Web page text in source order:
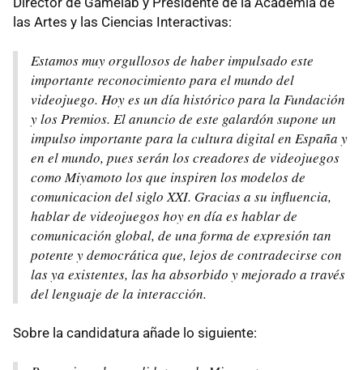
las Artes y las Ciencias Interactivas:
Estamos muy orgullosos de haber impulsado este
importante reconocimiento para el mundo del
videojuego. Hoy es un día histórico para la Fundación
y los Premios. El anuncio de este galardón supone un
impulso importante para la cultura digital en España y
en el mundo, pues serán los creadores de videojuegos
como Miyamoto los que inspiren los modelos de
comunicacion del sigloXXI. Gracias a su influencia,
hablar de videojuegos hoy en día es hablar de
comunicación global, de una forma de expresión tan
potente y democrática que, lejos de contradecirse con
las ya existentes, las ha absorbido y mejorado a través
del lenguaje de la interacción.
Sobre la candidatura añade lo siguiente: